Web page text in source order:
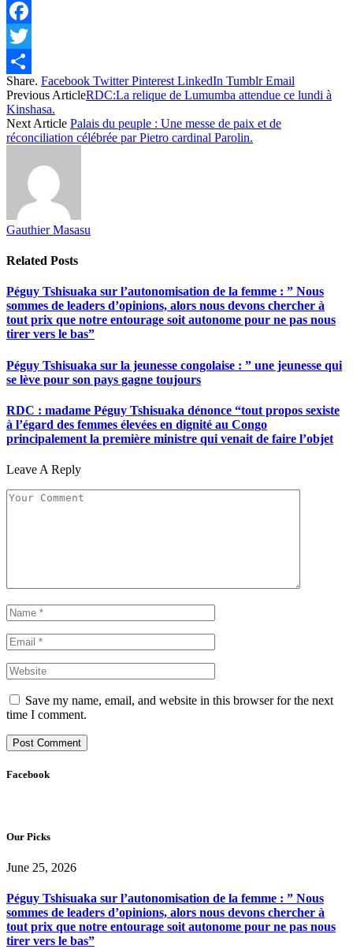
Facebook
Twitter
Share
Share. Facebook Twitter Pinterest LinkedIn Tumblr Email
Previous ArticleRDC:La relique de Lumumba attendue ce lundi à
Kinshasa.
Next Article Palais du peuple : Une messe de paix et de
réconciliation célébrée par Pietro cardinal Parolin.
Gauthier Masasu
Related Posts
Péguy Tshisuaka sur l’autonomisation de la femme : ” Nous
sommes de leaders d’opinions, alors nous devons chercher à
tout prix que notre entourage soit autonome pour ne pas nous
tirer vers le bas”
Péguy Tshisuaka sur la jeunesse congolaise : ” une jeunesse qui
se lève pour son pays gagne toujours
RDC : madame Péguy Tshisuaka dénonce “tout propos sexiste
à l’égard des femmes élevées en dignité au Congo
principalement la première ministre qui venait de faire l’objet
Leave A Reply
Save my name, email, and website in this browser for the next
time I comment.
Facebook
Our Picks
June 25, 2026
Péguy Tshisuaka sur l’autonomisation de la femme : ” Nous
sommes de leaders d’opinions, alors nous devons chercher à
tout prix que notre entourage soit autonome pour ne pas nous
tirer vers le bas”